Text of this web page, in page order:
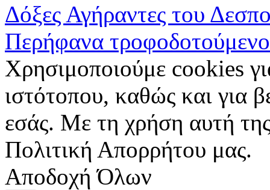
Δόξες Αγήραντες του
Περήφανα
Χρησιμοποιούμε cookies
ιστότοπου, καθώς και για
εσάς. Με τη χρήση αυτή
Πολιτική Απορρήτου μας.
Αποδοχή Όλων